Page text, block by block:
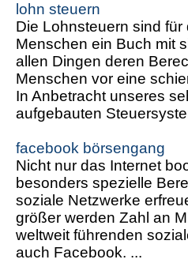
lohn steuern
Die Lohnsteuern sind für
Menschen ein Buch mit
allen Dingen deren
Menschen vor eine
In Anbetracht unseres
aufgebauten
facebook börsengang
Nicht nur das Internet
besonders spezielle
soziale Netzwerke
größer werden Zahl an
weltweit führenden
auch Facebook. ...